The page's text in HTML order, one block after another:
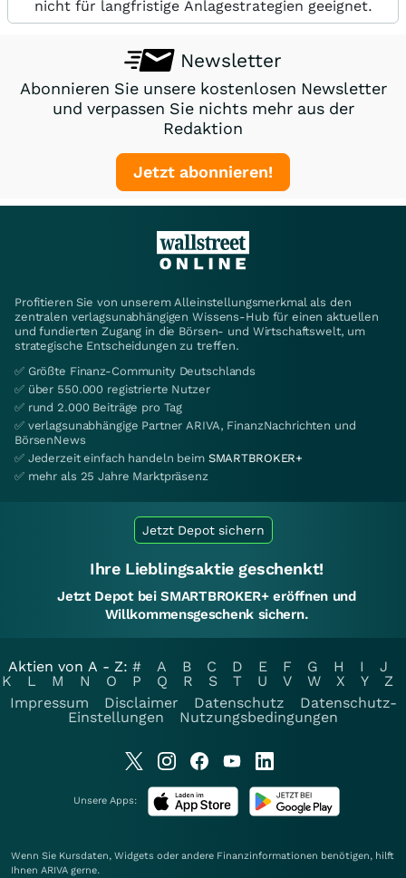
nicht für langfristige Anlagestrategien geeignet.
Newsletter
Abonnieren Sie unsere kostenlosen Newsletter
und verpassen Sie nichts mehr aus der
Redaktion
Jetzt abonnieren!
Profitieren Sie von unserem Alleinstellungsmerkmal als den
zentralen verlagsunabhängigen Wissens-Hub für einen aktuellen
und fundierten Zugang in die Börsen- und Wirtschaftswelt, um
strategische Entscheidungen zu treffen.
✅ Größte Finanz-Community Deutschlands
✅ über 550.000 registrierte Nutzer
✅ rund 2.000 Beiträge pro Tag
✅ verlagsunabhängige Partner ARIVA, FinanzNachrichten und
BörsenNews
✅ Jederzeit einfach handeln beim SMARTBROKER+
✅ mehr als 25 Jahre Marktpräsenz
Jetzt Depot sichern
Ihre Lieblingsaktie geschenkt!
Jetzt Depot bei SMARTBROKER+ eröffnen und
Willkommensgeschenk sichern.
Aktien von A - Z: # A B C D E F G H I
J
K
L M N O P Q R S T U V W X Y
Z
Impressum
Disclaimer Datenschutz
Datenschutz-
Einstellungen
Nutzungsbedingungen
Unsere Apps:
Wenn Sie Kursdaten, Widgets oder andere Finanzinformationen benötigen, hilft
Ihnen ARIVA gerne.